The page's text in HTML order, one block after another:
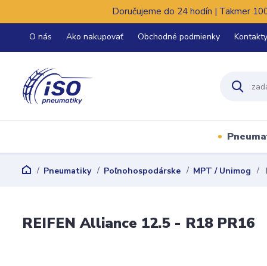
Doručujeme do 24 hodín | Takmer
O nás Ako nakupovať Obchodné podmienky Kontakty
Pneumatiky Poľnohospodárske MPT / Unimog
REIFEN Alliance 12.5 - R18 PR16